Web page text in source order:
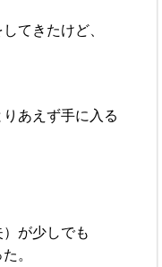
てきたけど、
りあえず手に入る
が少しでも
。